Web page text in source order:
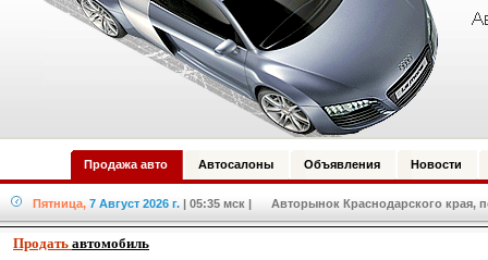
Продажа авто Автосалоны Объявления Новости
Пятница, 7 Август 2026 г. | 05:35 мск | Авторынок Краснодарского края,
Продать автомобиль